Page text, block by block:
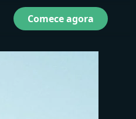
Comece agora